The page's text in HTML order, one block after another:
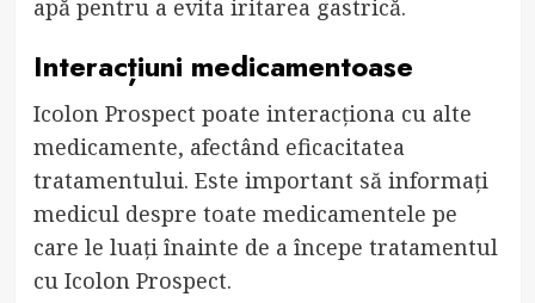
apă pentru a evita iritarea gastrică.
Interacțiuni medicamentoase
Icolon Prospect poate interacționa cu alte
medicamente, afectând eficacitatea
tratamentului. Este important să informați
medicul despre toate medicamentele pe
care le luați înainte de a începe tratamentul
cu Icolon Prospect.